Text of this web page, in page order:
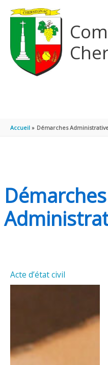
Accueil Démarches
Démarches
Acte d’état civil